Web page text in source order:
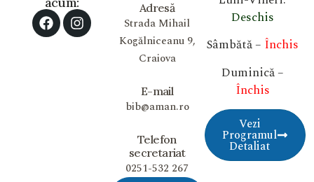
Deschis
Sâmbătă – Închis
Duminică –
Închis
Vezi
Programul
Detaliat
Adresă
Strada Mihail
Kogălniceanu 9,
Craiova
E-mail
bib@aman.ro
Telefon
secretariat
0251-532 267